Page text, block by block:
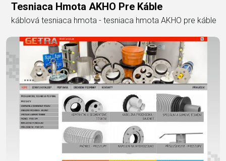
Tesniaca Hmota AKHO Pre Káble
káblová tesniaca hmota - tesniaca hmota AKHO pre káble